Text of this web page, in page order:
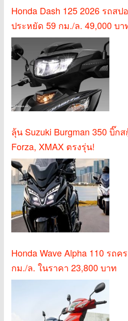
Honda Dash 125 2026 รถส
ประหยัด 59 กม./ล. 49,000 บา
ลุ้น Suzuki Burgman 350 บิ๊ก
Forza, XMAX ตรงรุ่น!
Honda Wave Alpha 110 รถ
กม./ล. ในราคา 23,800 บาท